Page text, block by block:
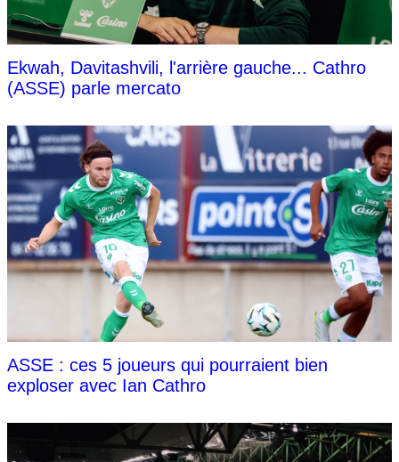
Ekwah, Davitashvili, l'arrière gauche... Cathro
(ASSE) parle mercato
ASSE : ces 5 joueurs qui pourraient bien
exploser avec Ian Cathro